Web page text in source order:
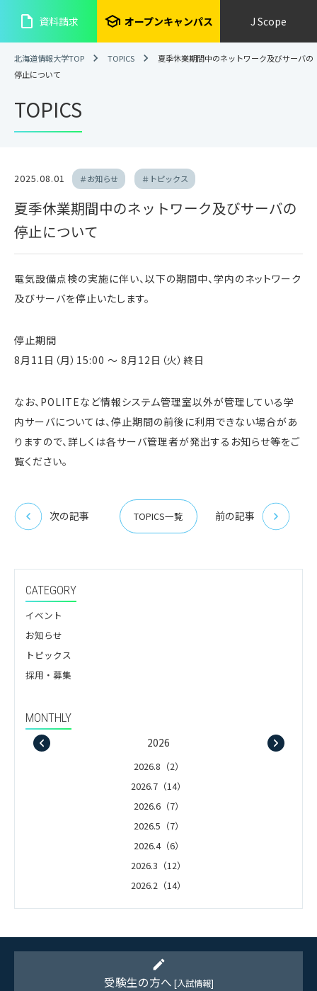
insert_drive_file 資料請求 school オープンキャンパス J Scope
北海道情報大学TOP TOPICS
夏季休業期間中のネットワーク及びサーバの
停止について
TOPICS
2025.08.01 ＃お知らせ ＃トピックス
夏季休業期間中のネットワーク及びサーバの
停止について
電気設備点検の実施に伴い、以下の期間中、学内のネットワーク
及びサーバを停止いたします。
停止期間
8月11日（月）15:00 ～ 8月12日（火）終日
なお、POLITEなど情報システム管理室以外が管理している学
内サーバについては、停止期間の前後に利用できない場合があ
りますので、詳しくは各サーバ管理者が発出するお知らせ等をご
覧ください。
次の記事 TOPICS一覧 前の記事
CATEGORY
イベント
お知らせ
トピックス
採用・募集
MONTHLY
2026
2026.8（2）
2026.7（14）
2026.6（7）
2026.5（7）
2026.4（6）
2026.3（12）
2026.2（14）
edit
受験生の方へ [入試情報]